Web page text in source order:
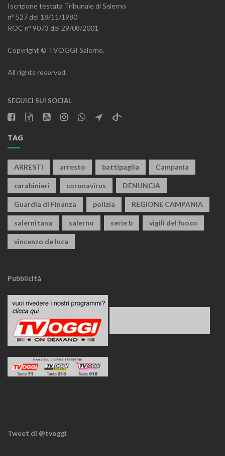
Iscrizione testata Tribunale di Salerno
n° 527 del 18/11/1980
ROC n° 9073 del 29/08/2001
Copyright © TVOGGI Salerno.
All rights reserved.
SEGUICI SUI SOCIAL
TAG
ARRESTI arresto battipaglia Campania
carabinieri coronavirus DENUNCIA
Guardia di Finanza polizia REGIONE CAMPANIA
salernitana salerno serie b vigili del fuoco
vincenzo de luca
Pubblicità
Tweet di @tvoggi